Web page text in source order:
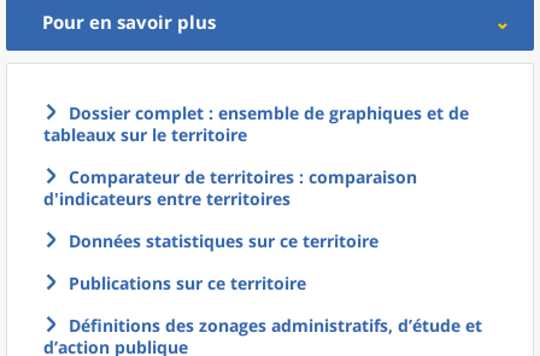
Pour en savoir plus
Dossier complet : ensemble de graphiques et de
tableaux sur le territoire
Comparateur de territoires : comparaison
d'indicateurs entre territoires
Données statistiques sur ce territoire
Publications sur ce territoire
Définitions des zonages administratifs, d’étude et
d’action publique